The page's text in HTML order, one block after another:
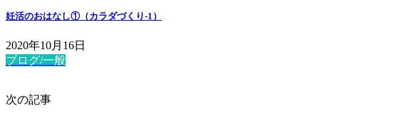
妊活のおはなし①（カラダづくり-1）
2020年10月16日
ブログ/一般
次の記事